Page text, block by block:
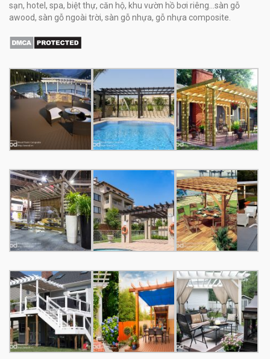
sạn, hotel, spa, biệt thự, căn hộ, khu vườn hồ bơi riêng...sàn gỗ
awood, sàn gỗ ngoài trời, sàn gỗ nhựa, gỗ nhựa composite.